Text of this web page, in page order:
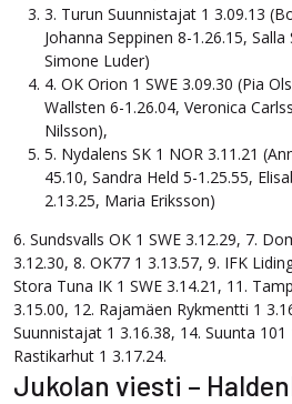
3. Turun Suunnistajat 1 3.09.13
Johanna Seppinen 8-1.26.15, Salla
Simone Luder)
4. OK Orion 1 SWE 3.09.30 (Pia
Wallsten 6-1.26.04, Veronica
Nilsson),
5. Nydalens SK 1 NOR 3.11.21
45.10, Sandra Held 5-1.25.55,
2.13.25, Maria Eriksson)
6. Sundsvalls OK 1 SWE 3.12.29, 7.
3.12.30, 8. OK77 1 3.13.57, 9. IFK
Stora Tuna IK 1 SWE 3.14.21, 11.
3.15.00, 12. Rajamäen Rykmentti 1
Suunnistajat 1 3.16.38, 14. Suunta 101
Rastikarhut 1 3.17.24.
Jukolan viesti –